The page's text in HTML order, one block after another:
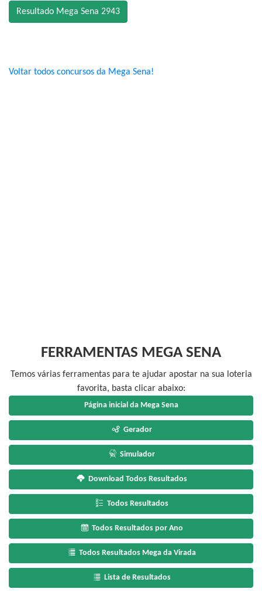
Resultado Mega Sena 2943
Voltar todos concursos da Mega Sena!
FERRAMENTAS MEGA SENA
Temos várias ferramentas para te ajudar apostar na sua loteria
favorita, basta clicar abaixo:
Página inicial da Mega Sena
Gerador
Simulador
Download Todos Resultados
Todos Resultados
Todos Resultados por Ano
Todos Resultados Mega da Virada
Lista de Resultados